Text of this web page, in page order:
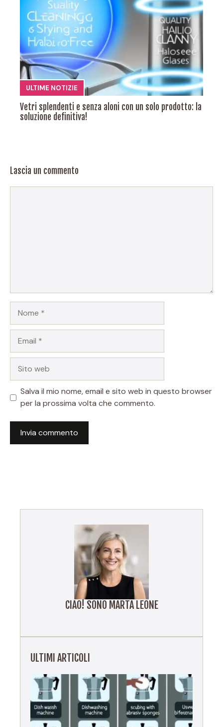
ULTIME NOTIZIE
Vetri splendenti e senza aloni con un solo prodotto: la
soluzione definitiva!
Lascia un commento
web
Salva il mio nome, email e sito web in questo browser
per la prossima volta che commento.
CIAO! SONO MARTA LEONE
ULTIMI ARTICOLI